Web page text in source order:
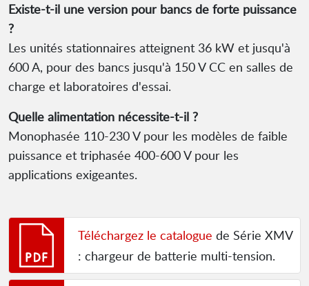
Existe-t-il une version pour bancs de forte puissance
?
Les unités stationnaires atteignent 36 kW et jusqu'à
600 A, pour des bancs jusqu'à 150 V CC en salles de
charge et laboratoires d'essai.
Quelle alimentation nécessite-t-il ?
Monophasée 110-230 V pour les modèles de faible
puissance et triphasée 400-600 V pour les
applications exigeantes.
Téléchargez le catalogue de Série XMV
: chargeur de batterie multi-tension.